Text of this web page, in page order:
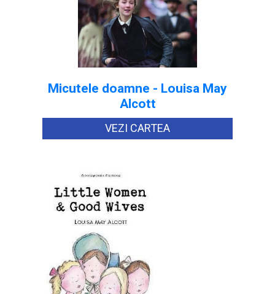
Micutele doamne - Louisa May
Alcott
VEZI CARTEA